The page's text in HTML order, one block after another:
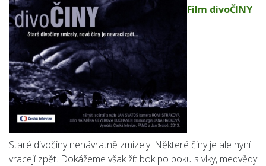
Film divoČINY
Staré divočiny nenávratně zmizely. Některé činy je ale nyní
vracejí zpět. Dokážeme však žít bok po boku s vlky, medvědy